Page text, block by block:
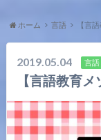
ホーム 言語 【言
2019.05.04 言語
【言語教育